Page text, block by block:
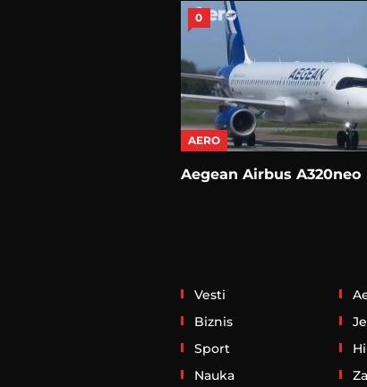
0
AERO
Aegean Airbus A320neo
Vesti
Biznis
Sport
Nauka